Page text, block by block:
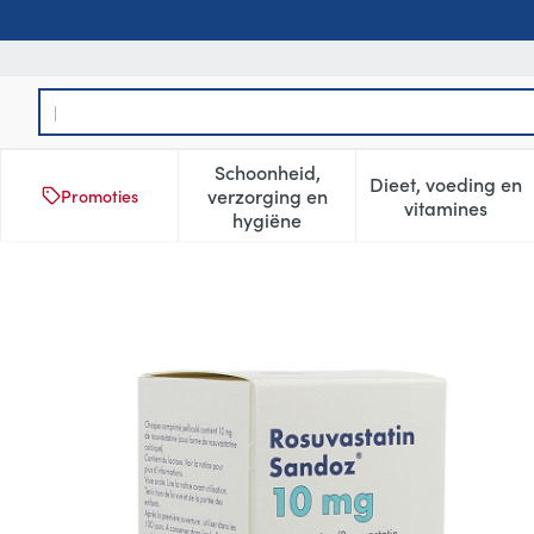
Product, merk, categorie...
Promoties
Schoonheid,
verzorging en
hygiëne
Toon submenu voor
Dieet, voeding en
vitamines
Toon
Rosuvastatin Sandoz 10mg